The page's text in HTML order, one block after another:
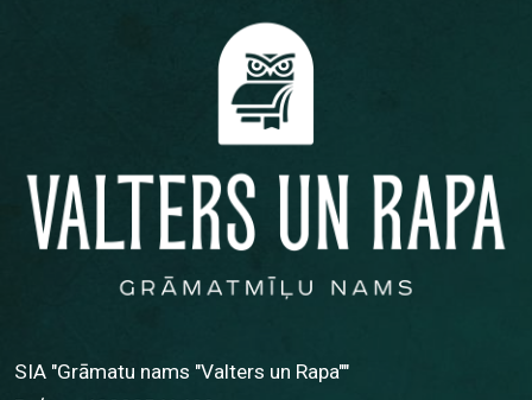
SIA "Grāmatu nams "Valters un Rapa""